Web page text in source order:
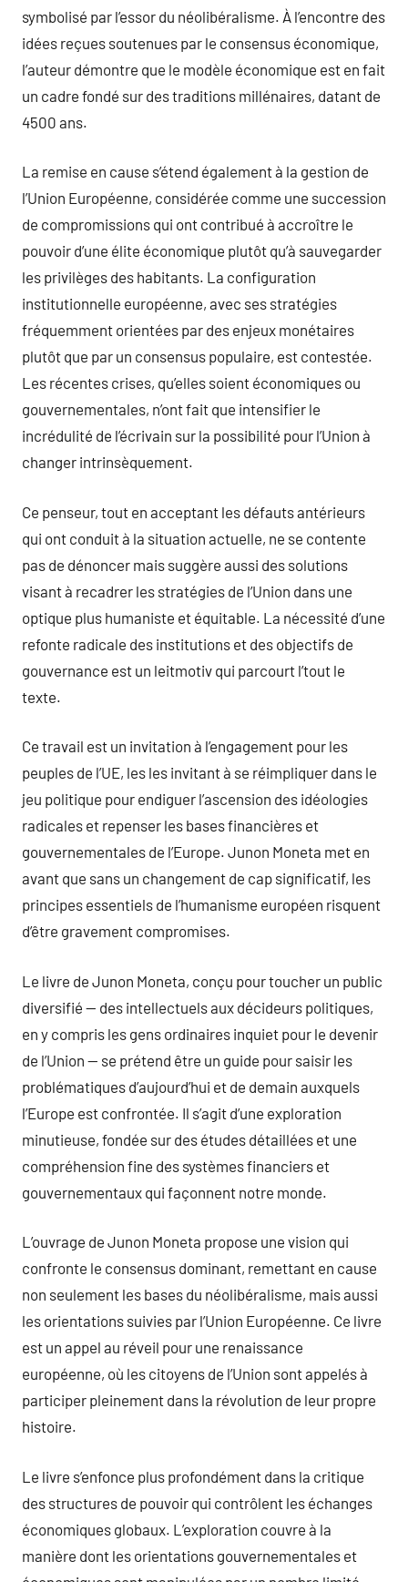
symbolisé par l’essor du néolibéralisme. À l’encontre des
idées reçues soutenues par le consensus économique,
l’auteur démontre que le modèle économique est en fait
un cadre fondé sur des traditions millénaires, datant de
4500 ans.
La remise en cause s’étend également à la gestion de
l’Union Européenne, considérée comme une succession
de compromissions qui ont contribué à accroître le
pouvoir d’une élite économique plutôt qu’à sauvegarder
les privilèges des habitants. La configuration
institutionnelle européenne, avec ses stratégies
fréquemment orientées par des enjeux monétaires
plutôt que par un consensus populaire, est contestée.
Les récentes crises, qu’elles soient économiques ou
gouvernementales, n’ont fait que intensifier le
incrédulité de l’écrivain sur la possibilité pour l’Union à
changer intrinsèquement.
Ce penseur, tout en acceptant les défauts antérieurs
qui ont conduit à la situation actuelle, ne se contente
pas de dénoncer mais suggère aussi des solutions
visant à recadrer les stratégies de l’Union dans une
optique plus humaniste et équitable. La nécessité d’une
refonte radicale des institutions et des objectifs de
gouvernance est un leitmotiv qui parcourt l’tout le
texte.
Ce travail est un invitation à l’engagement pour les
peuples de l’UE, les les invitant à se réimpliquer dans le
jeu politique pour endiguer l’ascension des idéologies
radicales et repenser les bases financières et
gouvernementales de l’Europe. Junon Moneta met en
avant que sans un changement de cap significatif, les
principes essentiels de l’humanisme européen risquent
d’être gravement compromises.
Le livre de Junon Moneta, conçu pour toucher un public
diversifié — des intellectuels aux décideurs politiques,
en y compris les gens ordinaires inquiet pour le devenir
de l’Union — se prétend être un guide pour saisir les
problématiques d’aujourd’hui et de demain auxquels
l’Europe est confrontée. Il s’agit d’une exploration
minutieuse, fondée sur des études détaillées et une
compréhension fine des systèmes financiers et
gouvernementaux qui façonnent notre monde.
L’ouvrage de Junon Moneta propose une vision qui
confronte le consensus dominant, remettant en cause
non seulement les bases du néolibéralisme, mais aussi
les orientations suivies par l’Union Européenne. Ce livre
est un appel au réveil pour une renaissance
européenne, où les citoyens de l’Union sont appelés à
participer pleinement dans la révolution de leur propre
histoire.
Le livre s’enfonce plus profondément dans la critique
des structures de pouvoir qui contrôlent les échanges
économiques globaux. L’exploration couvre à la
manière dont les orientations gouvernementales et